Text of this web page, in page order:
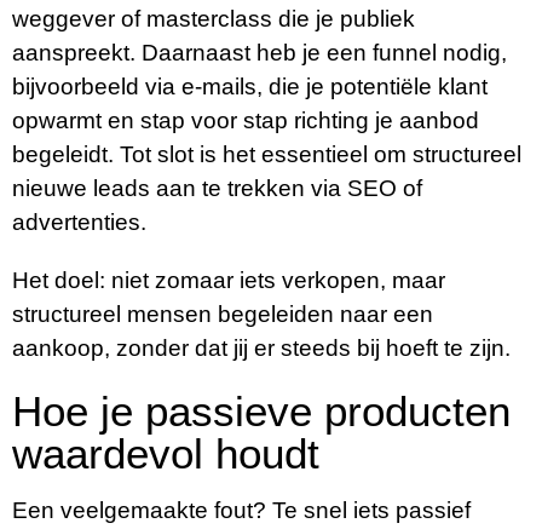
weggever of masterclass die je publiek
aanspreekt. Daarnaast heb je een funnel nodig,
bijvoorbeeld via e-mails, die je potentiële klant
opwarmt en stap voor stap richting je aanbod
begeleidt. Tot slot is het essentieel om structureel
nieuwe leads aan te trekken via SEO of
advertenties.
Het doel: niet zomaar iets verkopen, maar
structureel mensen begeleiden naar een
aankoop, zonder dat jij er steeds bij hoeft te zijn.
Hoe je passieve producten
waardevol houdt
Een veelgemaakte fout? Te snel iets passief